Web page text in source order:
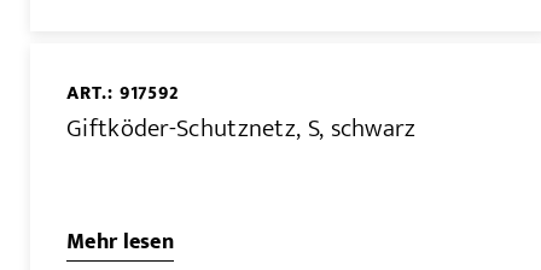
ART.: 917592
Giftköder-Schutznetz, S, schwarz
Mehr lesen